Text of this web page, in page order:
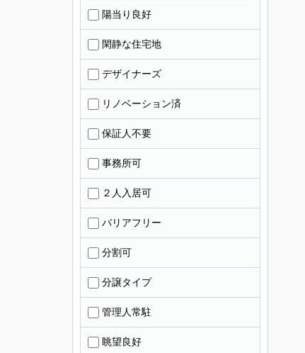
陽当り良好
閑静な住宅地
デザイナーズ
リノベーション済
保証人不要
事務所可
２人入居可
バリアフリー
分割可
分譲タイプ
管理人常駐
眺望良好